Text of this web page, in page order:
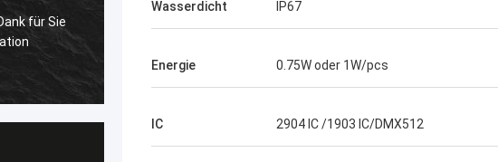
Paar ähnliche
sehr hoch, weil
zu ist gut, jetzt
in Phasen
Bevor gekauft, ist ein Paar ähnliche
quadratische Kopfstiefel,
zusammenzupassen zu ist gut, jetzt
heraus getragen, Kaufstiefel in Phasen
Wasserdicht IP67
Energie 0.75W oder 1W/pcs
IC 2904 IC /1903 IC/DMX512